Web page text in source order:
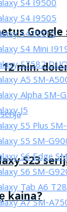
mln.
S23
kaina?
S4 I9500
S4 I9505
S4 i9515
S4 Mini
S7582
A5 SM-
Alpha SM-
J5
S5 Plus
S5 SM-
S6 Edge
S6 SM-
Tab A6
A7 SM-